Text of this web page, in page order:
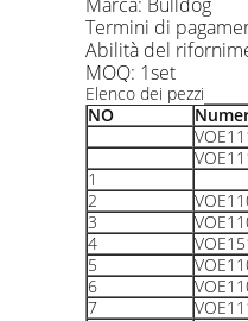
Termini di
Abilità del
MOQ: 1set
Elenco dei pezzi
NO
1
2
3
4
5
6
7